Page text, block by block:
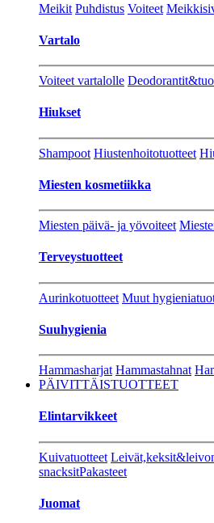
Meikit Puhdistus Voiteet
Vartalo
Voiteet vartalolle
Hiukset
Shampoot Hiustenhoitotuotteet
Miesten kosmetiikka
Miesten päivä- ja yövoiteet
Terveystuotteet
Aurinkotuotteet Muut
Suuhygienia
Hammasharjat Hammastahnat
PÄIVITTÄISTUOTTEET
Elintarvikkeet
Kuivatuotteet
snacksitPakasteet
Juomat